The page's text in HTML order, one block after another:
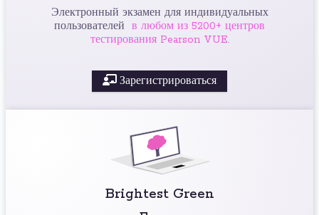
Электронный экзамен для индивидуальных
пользователей
в любом из 5200+ центров
тестирования Pearson VUE.
Зарегистрироваться
Brightest Green